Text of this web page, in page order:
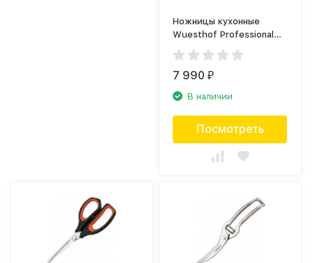
Ножницы кухонные
Wuesthof Professional
tools 5508 WUS
7 990₽
В наличии
Посмотреть